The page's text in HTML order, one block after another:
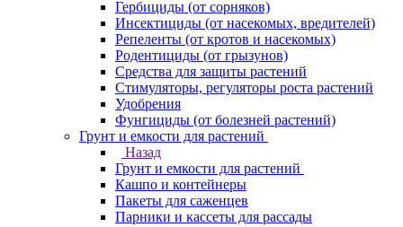
Гербициды (от сорняков)
Инсектициды (от насекомых, вредителей)
Репеленты (от кротов и насекомых)
Родентициды (от грызунов)
Средства для защиты растений
Стимуляторы, регуляторы роста растений
Удобрения
Фунгициды (от болезней растений)
Грунт и емкости для растений
Назад
Грунт и емкости для растений
Кашпо и контейнеры
Пакеты для саженцев
Парники и кассеты для рассады